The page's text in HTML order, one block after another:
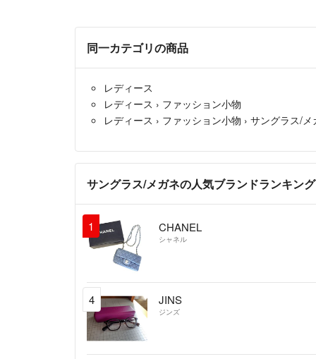
同一カテゴリの商品
レディース
レディース › ファッション小物
レディース › ファッション小物 › サングラス/メ
サングラス/メガネの人気ブランドランキング
1 CHANEL
シャネル
4 JINS
ジンズ